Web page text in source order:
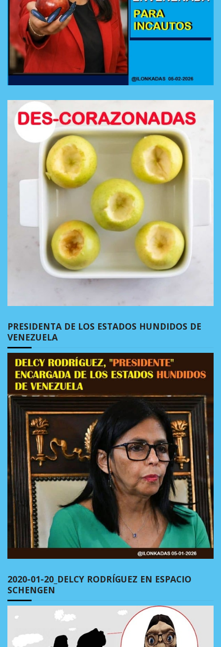
PRESIDENTA DE LOS ESTADOS HUNDIDOS DE
VENEZUELA
2020-01-20_DELCY RODRÍGUEZ EN ESPACIO
SCHENGEN